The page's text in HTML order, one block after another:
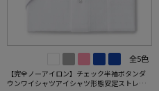
全5色
【完全ノーアイロン】チェック半袖ボタンダ
ウンワイシャツアイシャツ形態安定ストレッ